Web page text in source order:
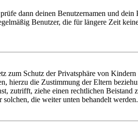
dann deinen Benutzernamen und
Benutzer, die für längere Zeit
zum Schutz der Privatsphäre von
hierzu die Zustimmung der Eltern
zutrifft, ziehe einen rechtlichen Beistand
die weiter unten behandelt werden.